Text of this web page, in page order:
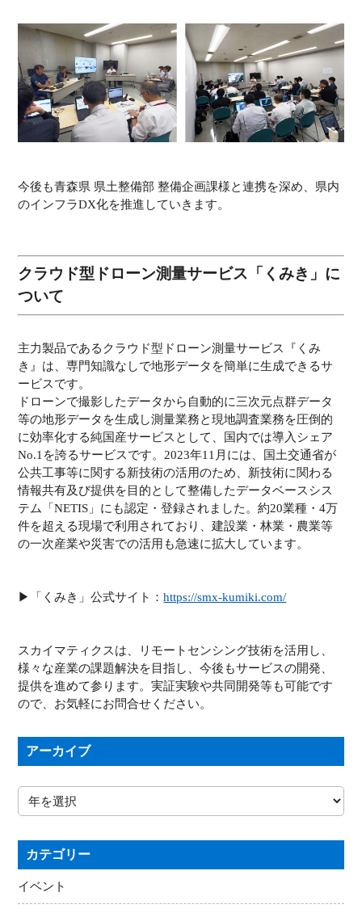
今後も青森県 県土整備部 整備企画課様と連携を深め、県内
のインフラDX化を推進していきます。
クラウド型ドローン測量サービス「くみき」に
ついて
主力製品であるクラウド型ドローン測量サービス『くみ
き』は、専門知識なしで地形データを簡単に生成できるサ
ービスです。
ドローンで撮影したデータから自動的に三次元点群データ
等の地形データを生成し測量業務と現地調査業務を圧倒的
に効率化する純国産サービスとして、国内では導入シェア
No.1を誇るサービスです。2023年11月には、国土交通省が
公共工事等に関する新技術の活用のため、新技術に関わる
情報共有及び提供を目的として整備したデータベースシス
テム「NETIS」にも認定・登録されました。約20業種・4万
件を超える現場で利用されており、建設業・林業・農業等
の一次産業や災害での活用も急速に拡大しています。
▶︎「くみき」公式サイト：https://smx-kumiki.com/
スカイマティクスは、リモートセンシング技術を活用し、
様々な産業の課題解決を目指し、今後もサービスの開発、
提供を進めて参ります。実証実験や共同開発等も可能です
ので、お気軽にお問合せください。
アーカイブ
カテゴリー
イベント